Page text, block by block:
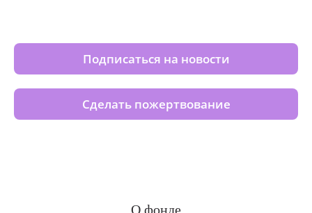
Подписаться на новости
Сделать пожертвование
О фонде